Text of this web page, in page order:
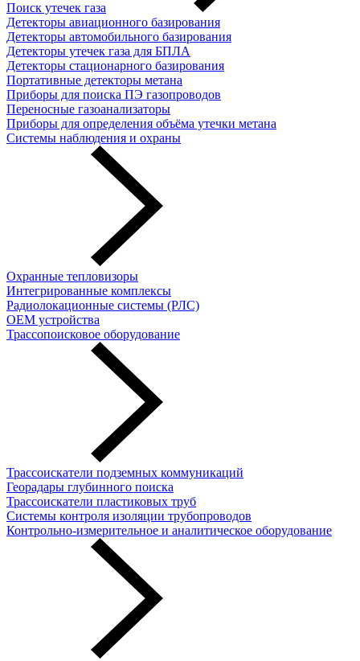
Поиск утечек газа
Детекторы авиационного базирования
Детекторы автомобильного базирования
Детекторы утечек газа для БПЛА
Детекторы стационарного базирования
Портативные детекторы метана
Приборы для поиска ПЭ газопроводов
Переносные газоанализаторы
Приборы для определения объёма утечки метана
Системы наблюдения и охраны
Охранные тепловизоры
Интегрированные комплексы
Радиолокационные системы (РЛС)
OEM устройства
Трассопоисковое оборудование
Трассоискатели подземных коммуникаций
Георадары глубинного поиска
Трассоискатели пластиковых труб
Cистемы контроля изоляции трубопроводов
Контрольно-измерительное и аналитическое оборудование